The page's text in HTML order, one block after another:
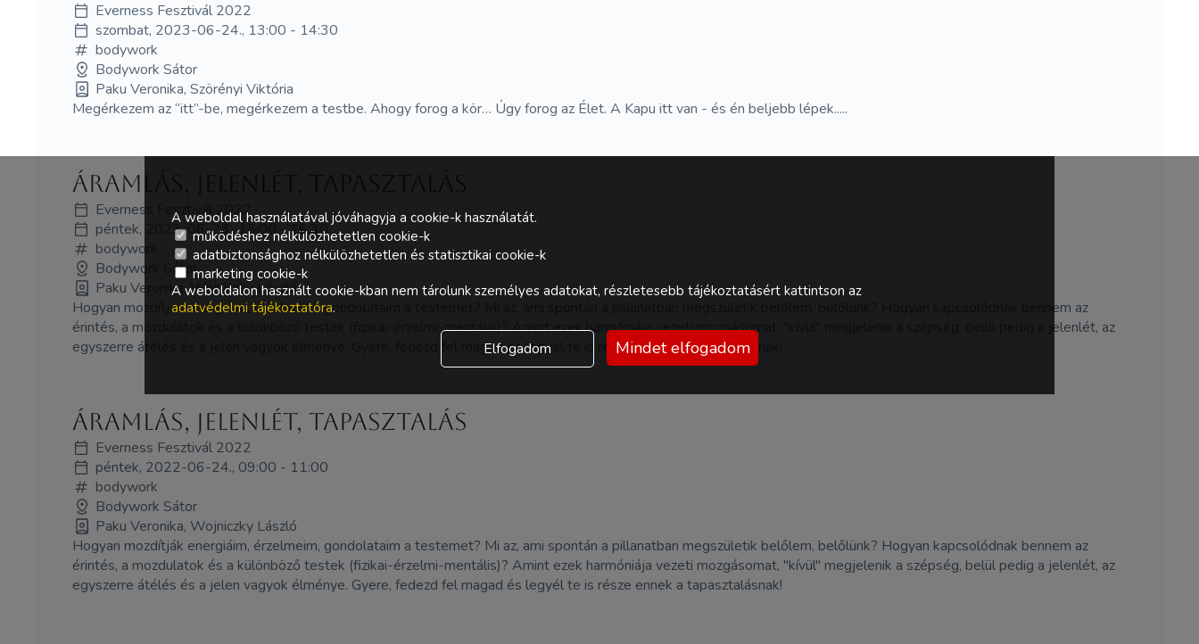
Everness Fesztivál 2022
szombat, 2023-06-24., 13:00 - 14:30
bodywork
Bodywork Sátor
Paku Veronika, Szörényi Viktória
Megérkezem az “itt”-be, megérkezem a testbe. Ahogy forog a kör… Úgy forog az Élet. A Kapu itt van - és én beljebb lépek.....
Áramlás, jelenlét, tapasztalás
Everness Fesztivál 2022
péntek, 2023-06-23., 15:00 - 16:30
bodywork
Bodywork Sátor
Paku Veronika, Wojniczky László
Hogyan mozdítják energiáim, érzelmeim, gondolataim a testemet? Mi az, ami spontán a pillanatban megszületik belőlem, belőlünk? Hogyan kapcsolódnak bennem az
érintés, a mozdulatok és a különböző testek (fizikai-érzelmi-mentális)? Amint ezek harmóniája vezeti mozgásomat, "kívül" megjelenik a szépség, belül pedig a jelenlét, az
egyszerre átélés és a jelen vagyok élménye. Gyere, fedezd fel magad és legyél te is része ennek a tapasztalásnak!
Áramlás, jelenlét, tapasztalás
Everness Fesztivál 2022
péntek, 2022-06-24., 09:00 - 11:00
bodywork
Bodywork Sátor
Paku Veronika, Wojniczky László
Hogyan mozdítják energiáim, érzelmeim, gondolataim a testemet? Mi az, ami spontán a pillanatban megszületik belőlem, belőlünk? Hogyan kapcsolódnak bennem az
érintés, a mozdulatok és a különböző testek (fizikai-érzelmi-mentális)? Amint ezek harmóniája vezeti mozgásomat, "kívül" megjelenik a szépség, belül pedig a jelenlét, az
egyszerre átélés és a jelen vagyok élménye. Gyere, fedezd fel magad és legyél te is része ennek a tapasztalásnak!
A weboldal használatával jóváhagyja a cookie-k használatát.
működéshez nélkülözhetetlen cookie-k
adatbiztonsághoz nélkülözhetetlen és statisztikai cookie-k
marketing cookie-k
A weboldalon használt cookie-kban nem tárolunk személyes adatokat, részletesebb tájékoztatásért kattintson az
adatvédelmi tájékoztatóra.
Elfogadom Mindet elfogadom